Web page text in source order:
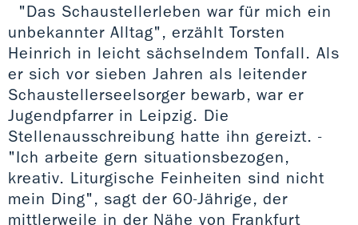
"Das Schaustellerleben war für mich ein
unbekannter Alltag", erzählt Torsten
Heinrich in leicht sächselndem Tonfall. Als
er sich vor sieben Jahren als leitender
Schaustellerseelsorger bewarb, war er
Jugendpfarrer in Leipzig. Die
Stellenausschreibung hatte ihn gereizt. -
"Ich arbeite gern situationsbezogen,
kreativ. Liturgische Feinheiten sind nicht
mein Ding", sagt der 60-Jährige, der
mittlerweile in der Nähe von Frankfurt